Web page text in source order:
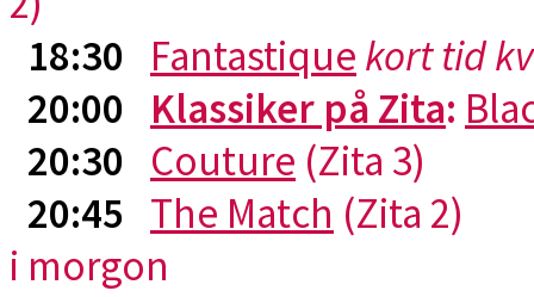
18:30 Fantastique kort tid
20:00 Klassiker på Zita:
20:30 Couture (Zita 3)
20:45 The Match (Zita 2)
i morgon